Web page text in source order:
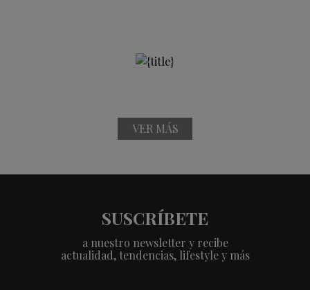
VER MÁS
SUSCRÍBETE
a nuestro newsletter y recibe
actualidad, tendencias, lifestyle y más